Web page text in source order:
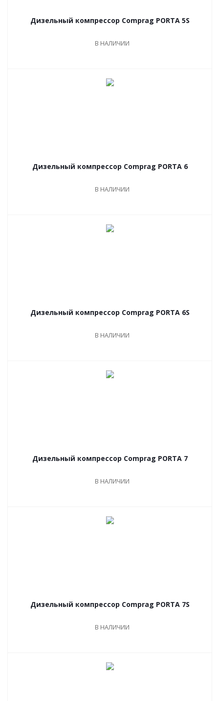
Дизельный компрессор Comprag PORTA 5S
В НАЛИЧИИ
Дизельный компрессор Comprag PORTA 6
В НАЛИЧИИ
Дизельный компрессор Comprag PORTA 6S
В НАЛИЧИИ
Дизельный компрессор Comprag PORTA 7
В НАЛИЧИИ
Дизельный компрессор Comprag PORTA 7S
В НАЛИЧИИ